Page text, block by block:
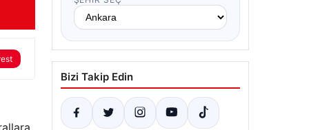
Bizi Takip Edin